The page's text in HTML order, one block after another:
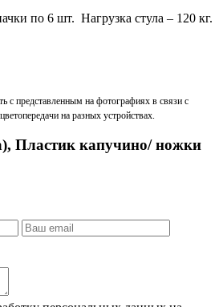
по 6 шт. Нагрузка стула – 120 кг.
с представленным на фотографиях в связи с
на разных устройствах.
Пластик капучино/ ножки